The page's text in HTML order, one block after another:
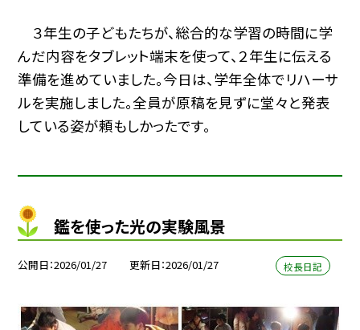
３年生の子どもたちが、総合的な学習の時間に学
んだ内容をタブレット端末を使って、２年生に伝える
準備を進めていました。今日は、学年全体でリハーサ
ルを実施しました。全員が原稿を見ずに堂々と発表
している姿が頼もしかったです。
鑑を使った光の実験風景
公開日 2026/01/27 更新日 2026/01/27 校長日記